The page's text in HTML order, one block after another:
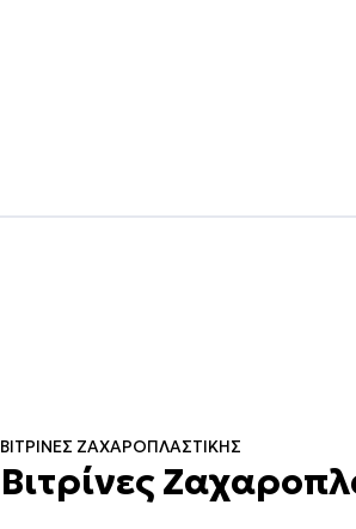
ΒΙΤΡΊΝΕΣ ΖΑΧΑΡΟΠΛΑΣΤΙΚΉΣ
Βιτρίνες